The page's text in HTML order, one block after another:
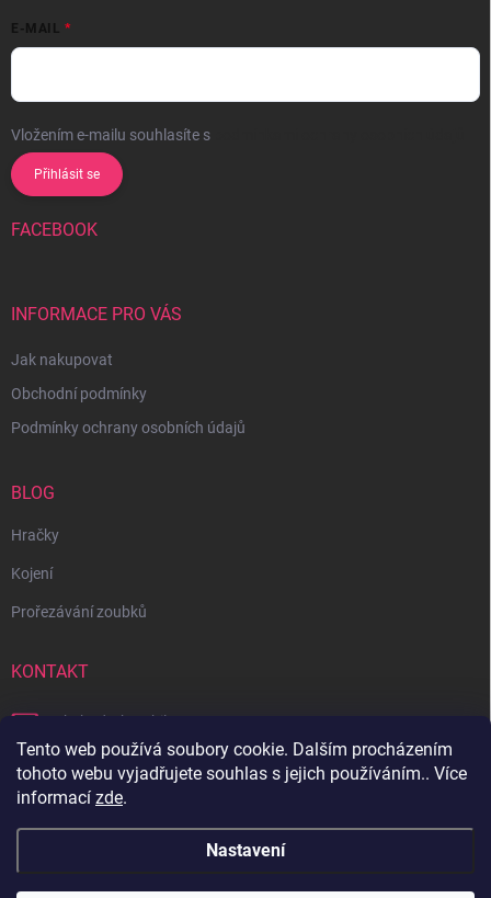
Tento web používá soubory cookie. Dalším procházením
tohoto webu vyjadřujete souhlas s jejich používáním.. Více
informací zde.
Nastavení
E-MAIL
Vložením e-mailu souhlasíte s
Přihlásit se
FACEBOOK
INFORMACE PRO VÁS
Jak nakupovat
Obchodní podmínky
Podmínky ochrany osobních údajů
BLOG
Hračky
Kojení
Prořezávání zoubků
KONTAKT
obchod bambilon.cz
+420 728 355 665
Sledujte nás na Facebooku